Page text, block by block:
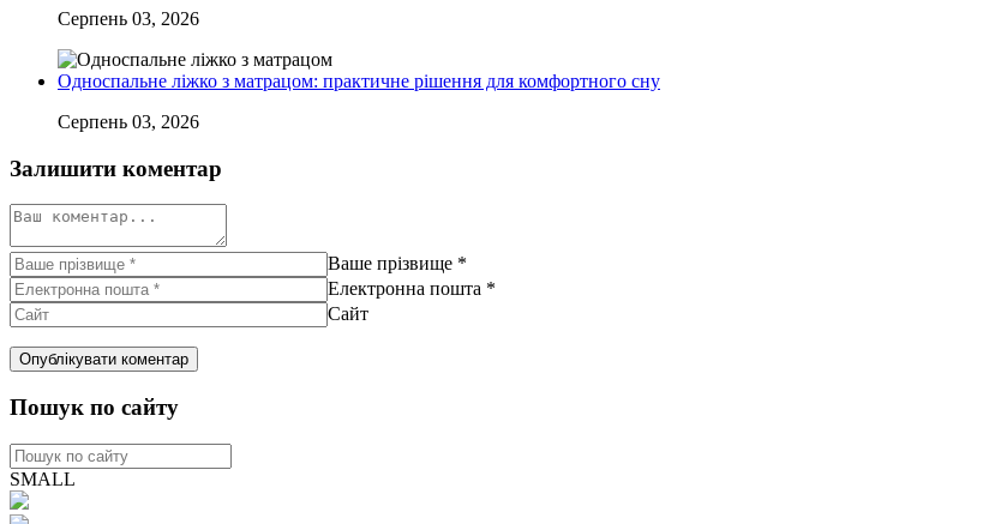
Серпень 03, 2026
Односпальне ліжко з матрацом: практичне рішення для комфортного сну
Серпень 03, 2026
Залишити коментар
Ваше прізвище *
Електронна пошта *
Сайт
Пошук по сайту
SMALL